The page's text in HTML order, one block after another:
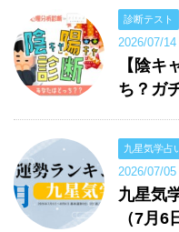
診断テスト
2026/07/14
【陰キ
ち？ガ
九星気学占
2026/07/05
九星気
（7月6